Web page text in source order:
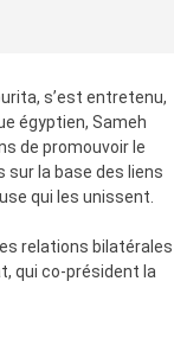
s’est entretenu,
égyptien, Sameh
de promouvoir le
la base des liens
qui les unissent.
relations bilatérales
qui co-président la